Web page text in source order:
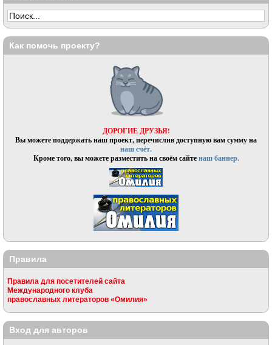
Как помочь проекту?
ДОРОГИЕ ДРУЗЬЯ!
Вы можете поддержать наш проект, перечислив доступную вам сумму на
наш счёт.
Кроме того, вы можете разместить на своём сайтенаш баннер.
Правила
Правила для посетителей сайта
Международного клуба
православных литераторов «Омилия»
Вход для авторов